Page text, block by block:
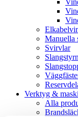
Manuella
Svirvlar
Verktyg &
Alla